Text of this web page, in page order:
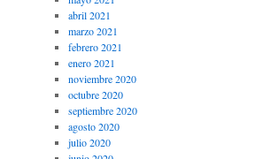
abril 2021
marzo 2021
febrero 2021
enero 2021
noviembre 2020
octubre 2020
septiembre 2020
agosto 2020
julio 2020